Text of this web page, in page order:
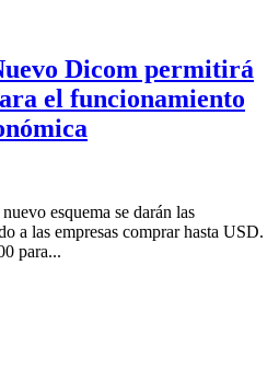
Dicom permitirá
el funcionamiento
esquema se darán las
a las empresas comprar hasta USD.
para...